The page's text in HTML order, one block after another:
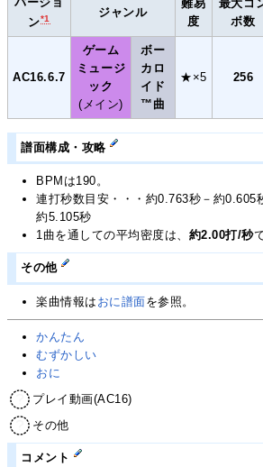
ン*1 ジャンル
難易
度
最大コ
ボ数
AC16.6.7
ゲーム
ミュージ
ック
(メイン)
ボー
カロ
イド
™曲
★×5 256
譜面構成・攻略
BPMは190。
連打秒数目安・・・約0.763秒－約0.605
約5.105秒
1曲を通しての平均密度は、 約2.00打/秒
その他
楽曲情報は おに譜面を参照。
かんたん
むずかしい
おに
プレイ動画(AC16)
その他
コメント